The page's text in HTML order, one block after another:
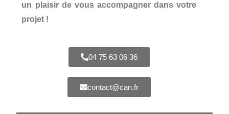
un plaisir de vous accompagner dans votre
projet !
04 75 63 06 36
contact@can.fr